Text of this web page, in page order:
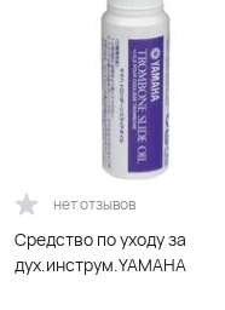
нет отзывов
Средство по уходу за
дух.инструм.YAMAHA